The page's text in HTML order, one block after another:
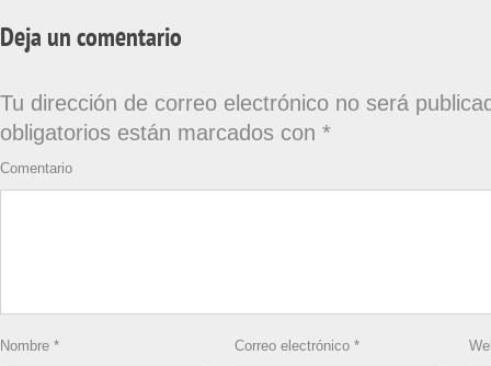
Deja un comentario
Tu dirección de correo electrónico no será
obligatorios están marcados con *
Comentario
Nombre * Correo electrónico *